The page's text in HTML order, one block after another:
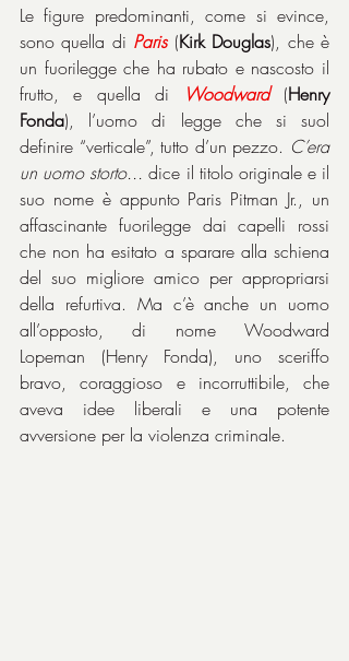
Le figure predominanti, come si evince,
sono quella di Paris (Kirk Douglas), che è
un fuorilegge che ha rubato e nascosto il
frutto, e quella di
Woodward (Henry
Fonda), l’uomo di legge che si suol
definire “verticale”, tutto d’un pezzo. C’era
un uomo storto... dice il titolo originale e il
suo nome è appunto Paris Pitman Jr., un
affascinante fuorilegge dai capelli rossi
che non ha esitato a sparare alla schiena
del suo migliore amico per appropriarsi
della refurtiva. Ma c’è anche un uomo
all’opposto, di nome Woodward
Lopeman (Henry Fonda), uno sceriffo
bravo, coraggioso e incorruttibile, che
aveva idee liberali e una potente
avversione per la violenza criminale.